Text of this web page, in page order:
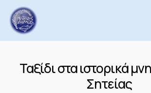
main
content
Ταξίδι στα ιστορικά
Σητείας